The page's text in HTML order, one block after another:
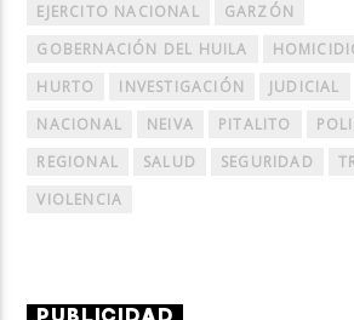
EJERCITO NACIONAL
GARZÓN
GOBERNACIÓN DEL HUILA
HURTO
INVESTIGACIÓN JUDICIAL
NACIONAL
NEIVA PITALITO
REGIONAL
SALUD SEGURIDAD
VIOLENCIA